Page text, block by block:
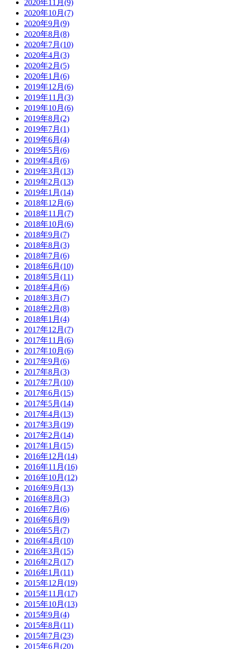
2020年11月(9)
2020年10月(7)
2020年9月(9)
2020年8月(8)
2020年7月(10)
2020年4月(3)
2020年2月(5)
2020年1月(6)
2019年12月(6)
2019年11月(3)
2019年10月(6)
2019年8月(2)
2019年7月(1)
2019年6月(4)
2019年5月(6)
2019年4月(6)
2019年3月(13)
2019年2月(13)
2019年1月(14)
2018年12月(6)
2018年11月(7)
2018年10月(6)
2018年9月(7)
2018年8月(3)
2018年7月(6)
2018年6月(10)
2018年5月(11)
2018年4月(6)
2018年3月(7)
2018年2月(8)
2018年1月(4)
2017年12月(7)
2017年11月(6)
2017年10月(6)
2017年9月(6)
2017年8月(3)
2017年7月(10)
2017年6月(15)
2017年5月(14)
2017年4月(13)
2017年3月(19)
2017年2月(14)
2017年1月(15)
2016年12月(14)
2016年11月(16)
2016年10月(12)
2016年9月(13)
2016年8月(3)
2016年7月(6)
2016年6月(9)
2016年5月(7)
2016年4月(10)
2016年3月(15)
2016年2月(17)
2016年1月(11)
2015年12月(19)
2015年11月(17)
2015年10月(13)
2015年9月(4)
2015年8月(11)
2015年7月(23)
2015年6月(20)